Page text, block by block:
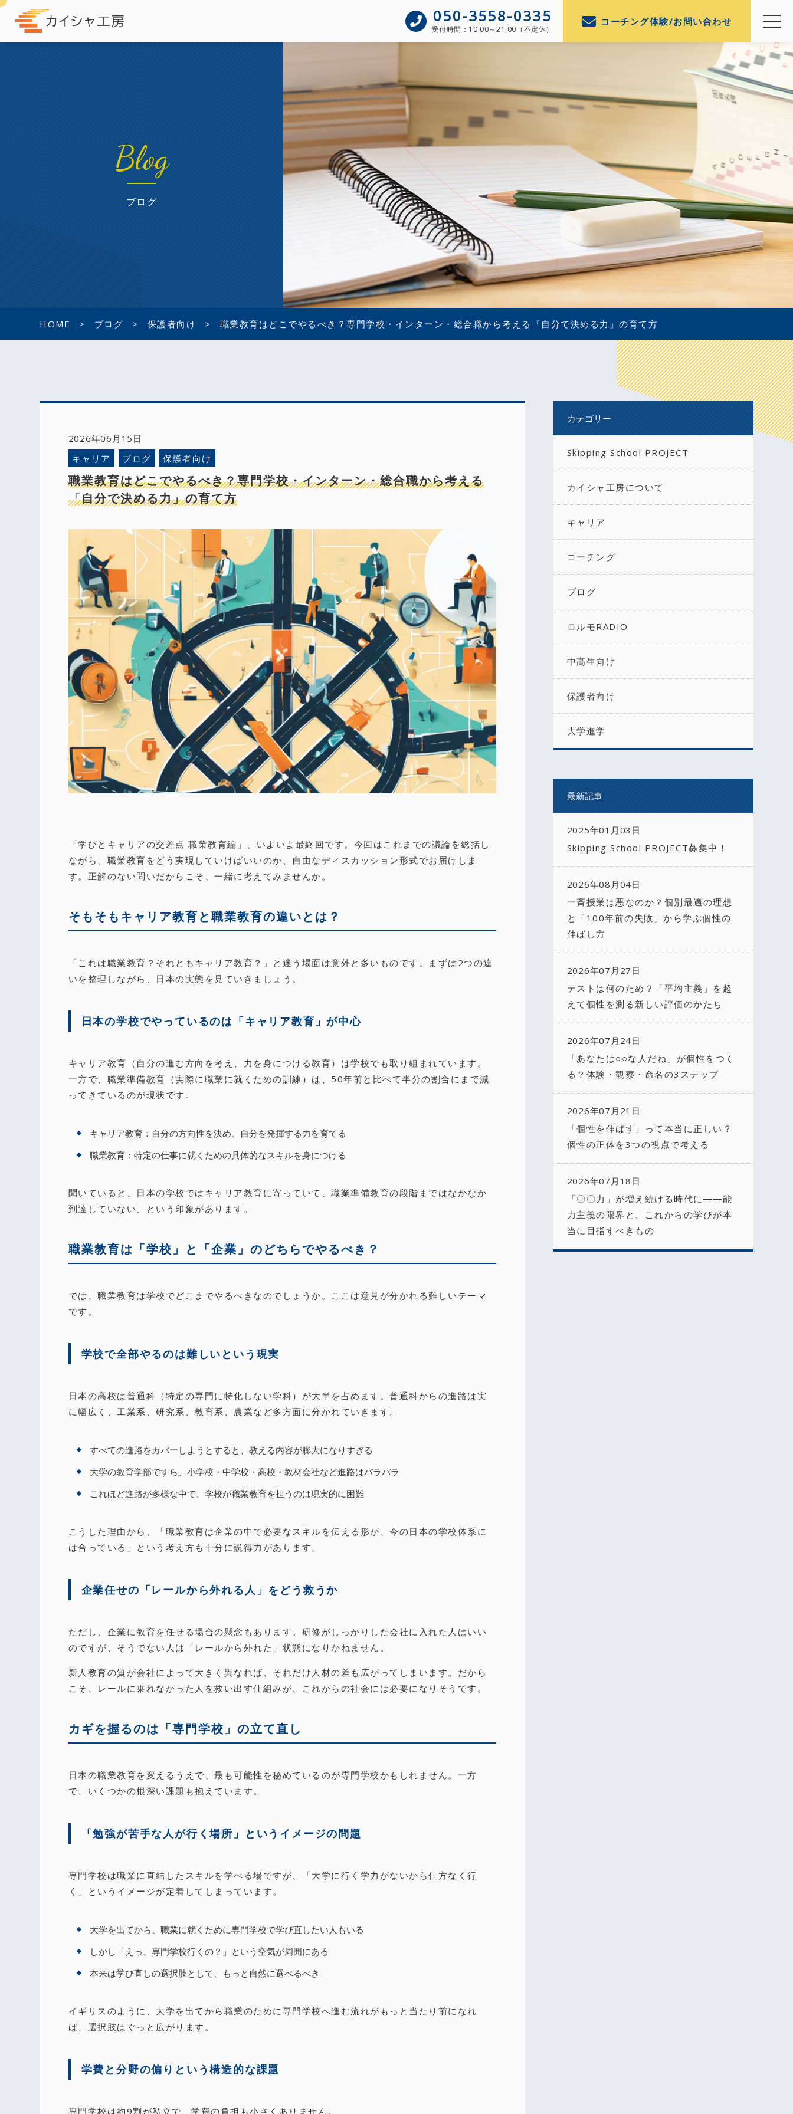
050-3558-0335
受付時間： 10:00～21:00（不定休）
コーチング体験/お問い合わせ
Blog
ブログ
HOME ブログ 保護者向け 職業教育はどこでやるべき？専門学校・インターン・総合職から考える「自分で決める力」の育て方
2026年06月15日
キャリア
ブログ 保護者向け
職業教育はどこでやるべき？専門学校・インターン・総合職から考える
「自分で決める力」の育て方
「学びとキャリアの交差点 職業教育編」、いよいよ最終回です。今回はこれまでの議論を総括し
ながら、職業教育をどう実現していけばいいのか、自由なディスカッション形式でお届けしま
す。正解のない問いだからこそ、一緒に考えてみませんか。
そもそもキャリア教育と職業教育の違いとは？
「これは職業教育？それともキャリア教育？」と迷う場面は意外と多いものです。まずは2つの違
いを整理しながら、日本の実態を見ていきましょう。
日本の学校でやっているのは「キャリア教育」が中心
キャリア教育（自分の進む方向を考え、力を身につける教育）は学校でも取り組まれています。
一方で、職業準備教育（実際に職業に就くための訓練）は、50年前と比べて半分の割合にまで減
ってきているのが現状です。
キャリア教育：自分の方向性を決め、自分を発揮する力を育てる
職業教育：特定の仕事に就くための具体的なスキルを身につける
聞いていると、日本の学校ではキャリア教育に寄っていて、職業準備教育の段階まではなかなか
到達していない、という印象があります。
職業教育は「学校」と「企業」のどちらでやるべき？
では、職業教育は学校でどこまでやるべきなのでしょうか。ここは意見が分かれる難しいテーマ
です。
学校で全部やるのは難しいという現実
日本の高校は普通科（特定の専門に特化しない学科）が大半を占めます。普通科からの進路は実
に幅広く、工業系、研究系、教育系、農業など多方面に分かれていきます。
すべての進路をカバーしようとすると、教える内容が膨大になりすぎる
大学の教育学部ですら、小学校・中学校・高校・教材会社など進路はバラバラ
これほど進路が多様な中で、学校が職業教育を担うのは現実的に困難
こうした理由から、「職業教育は企業の中で必要なスキルを伝える形が、今の日本の学校体系に
は合っている」という考え方も十分に説得力があります。
企業任せの「レールから外れる人」をどう救うか
ただし、企業に教育を任せる場合の懸念もあります。研修がしっかりした会社に入れた人はいい
のですが、そうでない人は「レールから外れた」状態になりかねません。
新人教育の質が会社によって大きく異なれば、それだけ人材の差も広がってしまいます。だから
こそ、レールに乗れなかった人を救い出す仕組みが、これからの社会には必要になりそうです。
カギを握るのは「専門学校」の立て直し
日本の職業教育を変えるうえで、最も可能性を秘めているのが専門学校かもしれません。一方
で、いくつかの根深い課題も抱えています。
「勉強が苦手な人が行く場所」というイメージの問題
専門学校は職業に直結したスキルを学べる場ですが、「大学に行く学力がないから仕方なく行
く」というイメージが定着してしまっています。
大学を出てから、職業に就くために専門学校で学び直したい人もいる
しかし「えっ、専門学校行くの？」という空気が周囲にある
本来は学び直しの選択肢として、もっと自然に選べるべき
イギリスのように、大学を出てから職業のために専門学校へ進む流れがもっと当たり前になれ
ば、選択肢はぐっと広がります。
学費と分野の偏りという構造的な課題
専門学校は約9割が私立で、学費の負担も小さくありません。
カテゴリー
Skipping School PROJECT
カイシャ工房について
キャリア
コーチング
ブログ
ロルモRADIO
中高生向け
保護者向け
大学進学
最新記事
2025年01月03日
Skipping School PROJECT募集中！
2026年08月04日
一斉授業は悪なのか？個別最適の理想
と「100年前の失敗」から学ぶ個性の
伸ばし方
2026年07月27日
テストは何のため？「平均主義」を超
えて個性を測る新しい評価のかたち
2026年07月24日
「あなたは○○な人だね」が個性をつく
る？体験・観察・命名の3ステップ
2026年07月21日
「個性を伸ばす」って本当に正しい？
個性の正体を3つの視点で考える
2026年07月18日
「〇〇力」が増え続ける時代に――能
力主義の限界と、これからの学びが本
当に目指すべきもの